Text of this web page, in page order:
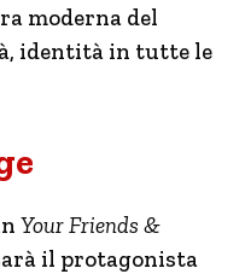
moderna del
identità in tutte le
Your Friends &
il protagonista